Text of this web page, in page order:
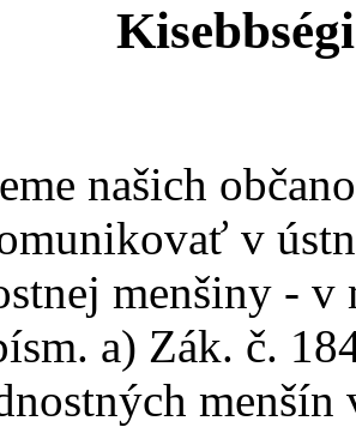
našich
v
menšiny -
a) Zák. č.
menšín